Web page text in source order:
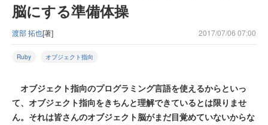
脳にする準備体操
渡部 拓也[著] 2017/07/06 07:00
Ruby オブジェクト指向
オブジェクト指向のプログラミング言語を使えるからといっ
て、オブジェクト指向をきちんと理解できているとは限りませ
ん。それは皆さんのオブジェクト脳がまだ目覚めていないからな